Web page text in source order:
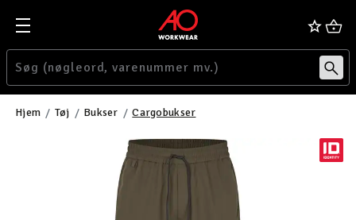
Hjem Tøj Bukser Cargobukser